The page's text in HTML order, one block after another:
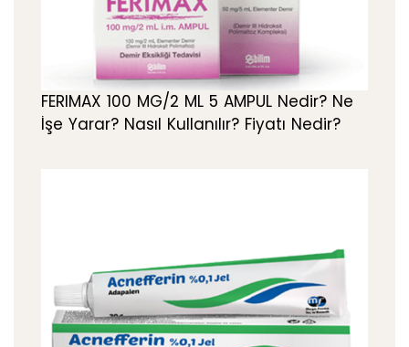
FERIMAX 100 MG/2 ML 5 AMPUL Nedir? Ne
İşe Yarar? Nasıl Kullanılır? Fiyatı Nedir?